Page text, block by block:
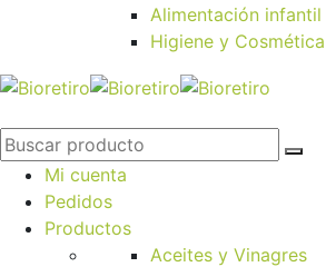
Alimentación infantil
Higiene y Cosmética
Mi cuenta
Pedidos
Productos
Aceites y Vinagres